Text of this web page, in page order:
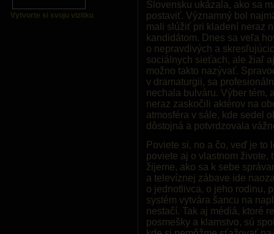
Vytvorte si svoju vizitku
Slovensku ukázala, ako sa
postaviť. Významný bol
mali slúžiť pri kladení neraz
kandidátom. Dnes sa veľa
o nepravdivých a
sociálnych sieťach, ale žiaľ
možno takto nazývať.
v dramaturgii, sa
nechala bulváru. Výber tém,
neraz zaskočili aktérov na
atmosféra v sále, kde sedel
dôstojná a potvrdzovala
Poviete si, no a čo, veď je to
poviete aj o vlastnom živote,
žijeme, ako sa k sebe
a televíznej zábave ide
o jednotlivca, o jeho rodinu,
systém vytvára šancu na
nestačí. Tak aj médiá, ktoré
posmešky a klamstvo, sú